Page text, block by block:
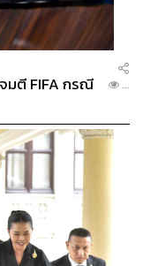
จมตี FIFA กรณี
...